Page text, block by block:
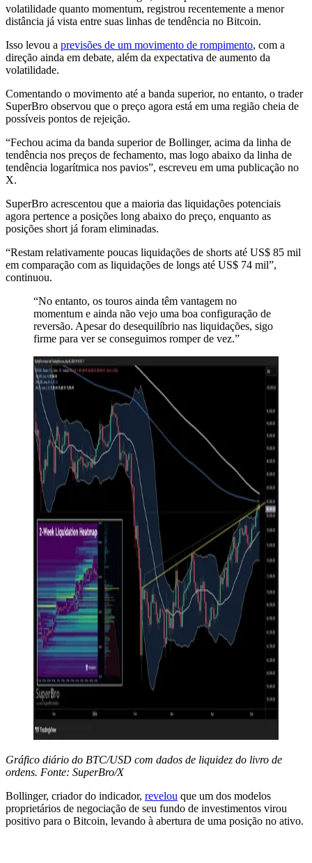
volatilidade quanto momentum, registrou recentemente a menor
distância já vista entre suas linhas de tendência no Bitcoin.
Isso levou a previsões de um movimento de rompimento, com a
direção ainda em debate, além da expectativa de aumento da
volatilidade.
Comentando o movimento até a banda superior, no entanto, o trader
SuperBro observou que o preço agora está em uma região cheia de
possíveis pontos de rejeição.
“Fechou acima da banda superior de Bollinger, acima da linha de
tendência nos preços de fechamento, mas logo abaixo da linha de
tendência logarítmica nos pavios”, escreveu em uma publicação no
X.
SuperBro acrescentou que a maioria das liquidações potenciais
agora pertence a posições long abaixo do preço, enquanto as
posições short já foram eliminadas.
“Restam relativamente poucas liquidações de shorts até US$ 85 mil
em comparação com as liquidações de longs até US$ 74 mil”,
continuou.
“No entanto, os touros ainda têm vantagem no
momentum e ainda não vejo uma boa configuração de
reversão. Apesar do desequilíbrio nas liquidações, sigo
firme para ver se conseguimos romper de vez.”
Gráfico diário do BTC/USD com dados de liquidez do livro de
ordens. Fonte: SuperBro/X
Bollinger, criador do indicador, revelou que um dos modelos
proprietários de negociação de seu fundo de investimentos virou
positivo para o Bitcoin, levando à abertura de uma posição no ativo.